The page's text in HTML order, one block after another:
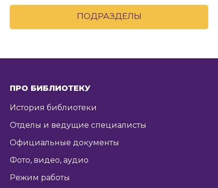
ПОДРАЗДЕЛЫ
ПРО БИБЛИОТЕКУ
История библиотеки
Отделы и ведущие специалисты
Официальные документы
Фото, видео, аудио
Режим работы